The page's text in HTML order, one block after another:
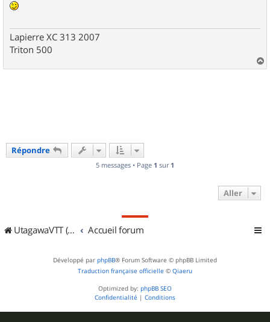
Lapierre XC 313 2007
Triton 500
a
Répondre
5 messages • Page 1 sur 1
Aller
UtagawaVTT (Randos VTT et VTTAE avec traces GPS) Accueil forum
Développé par phpBB® Forum Software © phpBB Limited
Traduction française officielle © Qiaeru
Optimized by: phpBB SEO
Confidentialité | Conditions